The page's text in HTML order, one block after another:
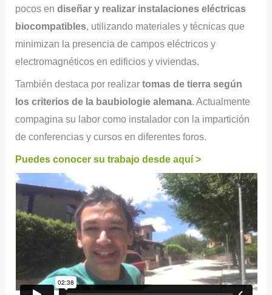
pocos en diseñar y realizar instalaciones eléctricas
biocompatibles, utilizando materiales y técnicas que
minimizan la presencia de campos eléctricos y
electromagnéticos en edificios y viviendas.
También destaca por realizartomas de tierra según
los criterios de la baubiologie alemana. Actualmente
compagina su labor como instalador con la impartición
de conferencias y cursos en diferentes foros.
Puedes conocer su trabajo desde aquí >